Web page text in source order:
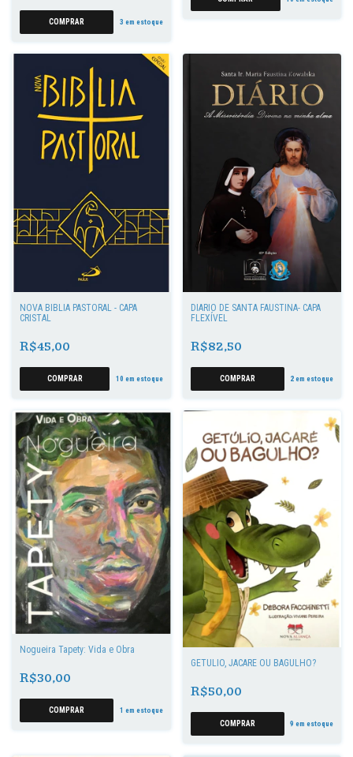
3 em estoque
NOVA BÍBLIA PASTORAL - CAPA
CRISTAL
R$45,00
10 em estoque
DIÁRIO DE SANTA FAUSTINA- CAPA
FLEXÍVEL
R$82,50
2 em estoque
Nogueira Tapety: Vida e Obra
R$30,00
1 em estoque
GETÚLIO, JACARÉ OU BAGULHO?
R$50,00
9 em estoque